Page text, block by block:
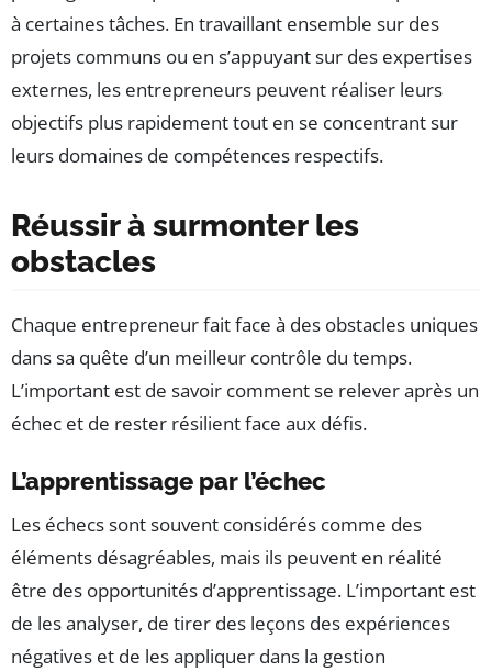
à certaines tâches. En travaillant ensemble sur des
projets communs ou en s’appuyant sur des expertises
externes, les entrepreneurs peuvent réaliser leurs
objectifs plus rapidement tout en se concentrant sur
leurs domaines de compétences respectifs.
Réussir à surmonter les
obstacles
Chaque entrepreneur fait face à des obstacles uniques
dans sa quête d’un meilleur contrôle du temps.
L’important est de savoir comment se relever après un
échec et de rester résilient face aux défis.
L’apprentissage par l’échec
Les échecs sont souvent considérés comme des
éléments désagréables, mais ils peuvent en réalité
être des opportunités d’apprentissage. L’important est
de les analyser, de tirer des leçons des expériences
négatives et de les appliquer dans la gestion